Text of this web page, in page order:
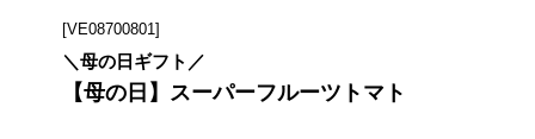
[VE08700801]
＼母の日ギフト／
【母の日】スーパーフルーツトマト